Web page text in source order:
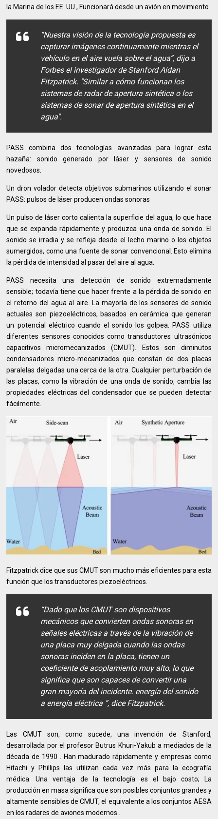
la Marina de los EE. UU., Funcionará desde un avión en movimiento.
“Nuestra visión de la tecnología propuesta es
capturar imágenes continuamente mientras el
vehículo en el aire vuela sobre el agua”, dijo a
Forbes el investigador de Stanford Aidan
Fitzpatrick. "Similar a cómo funcionan los
sistemas de radar de apertura sintética o los
sistemas de sonar de apertura sintética en el
agua".
PASS combina dos tecnologías avanzadas para lograr esta
hazaña: sonido generado por láser y sensores de sonido
novedosos.
Un dron volador detecta objetivos submarinos utilizando el sonar
PASS: pulsos de láser producen ondas sonoras
Un pulso de láser corto calienta la superficie del agua, lo que hace
que se expanda rápidamente y produzca una onda de sonido. El
sonido se irradia y se refleja desde el lecho marino o los objetos
sumergidos, como una fuente de sonar convencional. Esto elimina
la pérdida de intensidad al pasar del aire al agua.
PASS necesita una detección de sonido extremadamente
sensible; todavía tiene que hacer frente a la pérdida de sonido en
el retorno del agua al aire. La mayoría de los sensores de sonido
actuales son piezoeléctricos, basados ​​en cerámica que generan
un potencial eléctrico cuando el sonido los golpea. PASS utiliza
diferentes sensores conocidos como transductores ultrasónicos
capacitivos micromecanizados (CMUT). Estos son diminutos
condensadores micro-mecanizados que constan de dos placas
paralelas delgadas una cerca de la otra. Cualquier perturbación de
las placas, como la vibración de una onda de sonido, cambia las
propiedades eléctricas del condensador que se pueden detectar
fácilmente.
Fitzpatrick dice que sus CMUT son mucho más eficientes para esta
función que los transductores piezoeléctricos.
“Dado que los CMUT son dispositivos
mecánicos que convierten ondas sonoras en
señales eléctricas a través de la vibración de
una placa muy delgada cuando las ondas
sonoras inciden en la placa, tienen un
coeficiente de acoplamiento muy alto, lo que
significa que son capaces de convertir una
gran mayoría del incidente. energía del sonido
a energía eléctrica ”, dice Fitzpatrick.
Las CMUT son, como sucede, una invención de Stanford,
desarrollada por el profesor Butrus Khuri-Yakub a mediados de la
década de 1990 . Han madurado rápidamente y empresas como
Hitachi y Phillips las utilizan cada vez más para la ecografía
médica. Una ventaja de la tecnología es el bajo costo; La
producción en masa significa que son posibles conjuntos grandes y
altamente sensibles de CMUT, el equivalente a los conjuntos AESA
en los radares de aviones modernos .